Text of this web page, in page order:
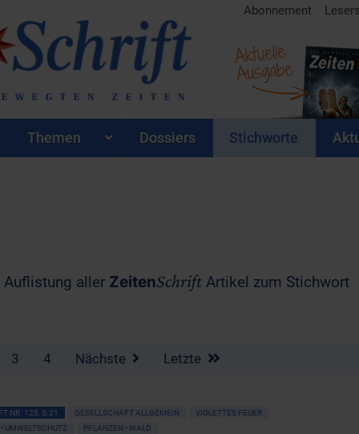
Abonnement
Aktuelle
Ausgabe
Themen Dossiers Stichworte
Auflistung aller ZeitenSchrift Artikel zum Stichwort
3 4 Nächste Letzte
NR. 125, S.21 GESELLSCHAFT ALLGEMEIN
VIOLETTES FEUER
UMWELTSCHUTZ
PFLANZEN • WALD